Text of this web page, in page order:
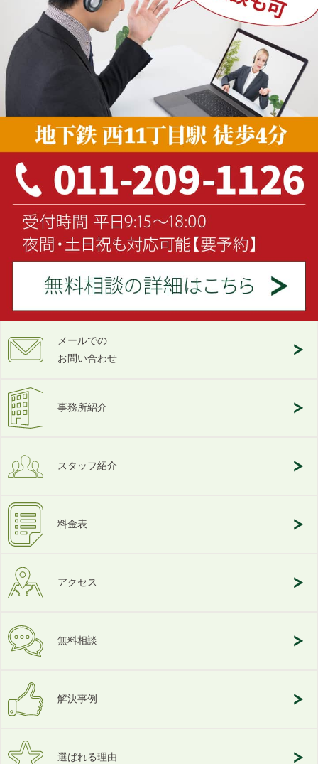
メールでの
お問い合わせ
事務所紹介
スタッフ紹介
料金表
アクセス
無料相談
解決事例
選ばれる理由